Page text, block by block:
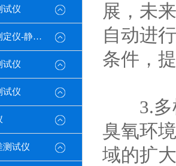
试仪
数字式渗水性测定仪-静水压
试仪
试仪
测试仪
展，未
自动进
条件，
3.多样
臭氧环
域的扩